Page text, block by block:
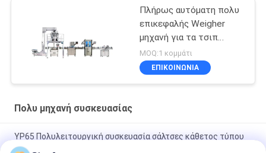
Πλήρως αυτόματη πολυ
επικεφαλής Weigher
μηχανή για τα τσιπ
μπανανών
MOQ:1 κομμάτι
ΕΠΙΚΟΙΝΩΝΙΑ
Πολυ μηχανή συσκευασίας
YP65 Πολυλειτουργική συσκευασία σάλτσες κάθετος τύπου
σαλάτα σάλτσα παγωτό πακέτο σιλικόνιο λάδι